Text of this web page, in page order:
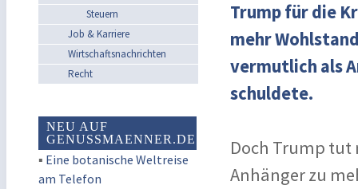
Steuern
Job & Karriere
Wirtschaftsnachrichten
Recht
NEU AUF
GENUSSMAENNER.DE
▪ Eine botanische Weltreise
am Telefon
Trump für die
mehr
vermutlich als
schuldete.
Doch Trump tut
Anhänger zu